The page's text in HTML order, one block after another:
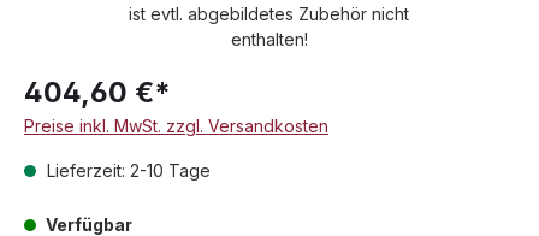
ist evtl. abgebildetes Zubehör nicht
enthalten!
404,60 €*
Preise inkl. MwSt. zzgl. Versandkosten
Lieferzeit: 2-10 Tage
Verfügbar